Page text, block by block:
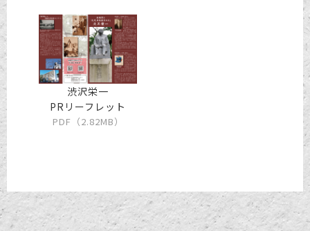
渋沢栄一
PRリーフレット
PDF（2.82MB）